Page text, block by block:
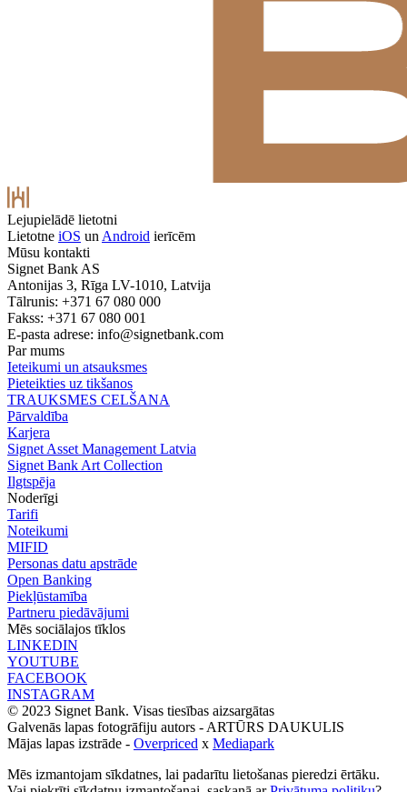
Lejupielādē lietotni
Lietotne iOS un Android ierīcēm
Mūsu kontakti
Signet Bank AS
Antonijas 3, Rīga LV-1010, Latvija
Tālrunis: +371 67 080 000
Fakss: +371 67 080 001
E-pasta adrese: info@signetbank.com
Par mums
Ieteikumi un atsauksmes
Pieteikties uz tikšanos
TRAUKSMES CELŠANA
Pārvaldība
Karjera
Signet Asset Management Latvia
Signet Bank Art Collection
Ilgtspēja
Noderīgi
Tarifi
Noteikumi
MIFID
Personas datu apstrāde
Open Banking
Piekļūstamība
Partneru piedāvājumi
Mēs sociālajos tīklos
LINKEDIN
YOUTUBE
FACEBOOK
INSTAGRAM
© 2023 Signet Bank. Visas tiesības aizsargātas
Galvenās lapas fotogrāfiju autors - ARTŪRS DAUKULIS
Mājas lapas izstrāde - Overpriced x Mediapark
Mēs izmantojam sīkdatnes, lai padarītu lietošanas pieredzi ērtāku.